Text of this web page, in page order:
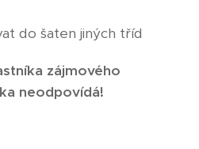
do šaten jiných tříd
zájmového
neodpovídá!